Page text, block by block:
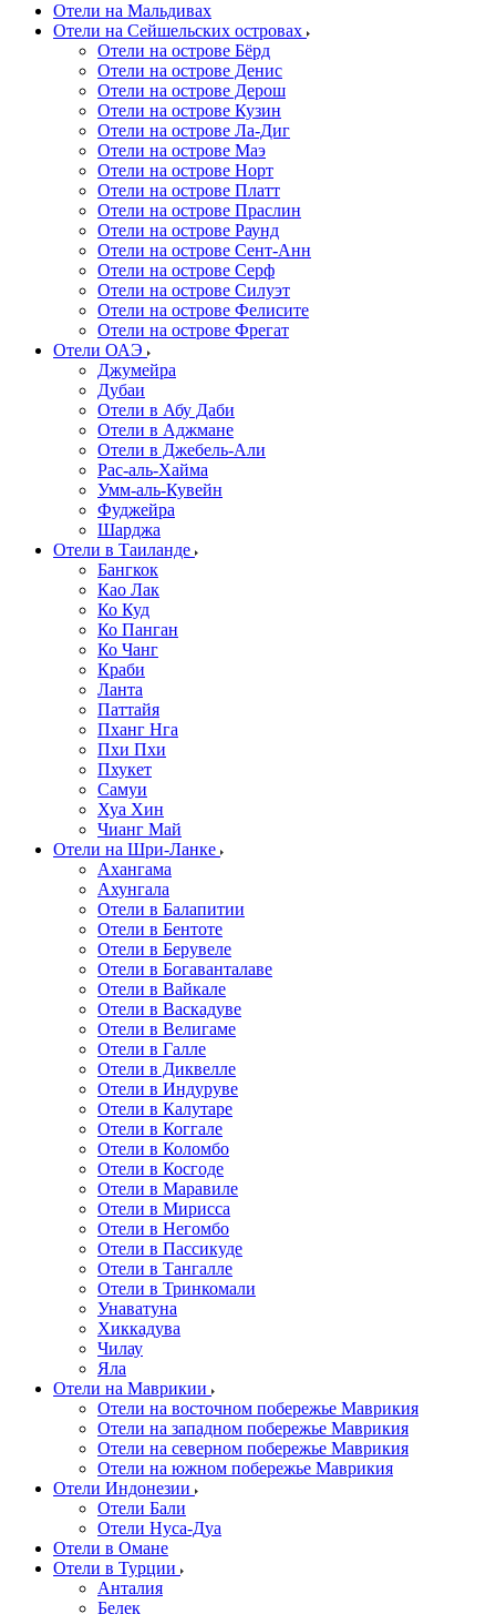
Отели на Мальдивах
Отели на Сейшельских островах
Отели на острове Бёрд
Отели на острове Денис
Отели на острове Дерош
Отели на острове Кузин
Отели на острове Ла-Диг
Отели на острове Маэ
Отели на острове Норт
Отели на острове Платт
Отели на острове Праслин
Отели на острове Раунд
Отели на острове Сент-Анн
Отели на острове Серф
Отели на острове Силуэт
Отели на острове Фелисите
Отели на острове Фрегат
Отели ОАЭ
Джумейра
Дубаи
Отели в Абу Даби
Отели в Аджмане
Отели в Джебель-Али
Рас-аль-Хайма
Умм-аль-Кувейн
Фуджейра
Шарджа
Отели в Таиланде
Бангкок
Као Лак
Ко Куд
Ко Панган
Ко Чанг
Краби
Ланта
Паттайя
Пханг Нга
Пхи Пхи
Пхукет
Самуи
Хуа Хин
Чианг Май
Отели на Шри-Ланке
Ахангама
Ахунгала
Отели в Балапитии
Отели в Бентоте
Отели в Берувеле
Отели в Богаванталаве
Отели в Вайкале
Отели в Васкадуве
Отели в Велигаме
Отели в Галле
Отели в Диквелле
Отели в Индуруве
Отели в Калутаре
Отели в Коггале
Отели в Коломбо
Отели в Косгоде
Отели в Маравиле
Отели в Мирисса
Отели в Негомбо
Отели в Пассикуде
Отели в Тангалле
Отели в Тринкомали
Унаватуна
Хиккадува
Чилау
Яла
Отели на Маврикии
Отели на восточном побережье Маврикия
Отели на западном побережье Маврикия
Отели на северном побережье Маврикия
Отели на южном побережье Маврикия
Отели Индонезии
Отели Бали
Отели Нуса-Дуа
Отели в Омане
Отели в Турции
Анталия
Белек